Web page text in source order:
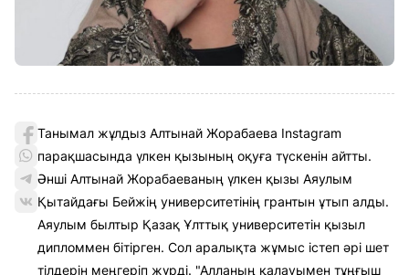
Танымал жұлдыз Алтынай Жорабаева Instagram
парақшасында үлкен қызының оқуға түскенін айтты.
Әнші Алтынай Жорабаеваның үлкен қызы Аяулым
Қытайдағы Бейжің университетінің грантын ұтып алды.
Аяулым былтыр Қазақ Ұлттық университетін қызыл
дипломмен бітірген. Сол аралықта жұмыс істеп әрі шет
тілдерін меңгеріп жүрді. "Алланың қалауымен тұңғыш